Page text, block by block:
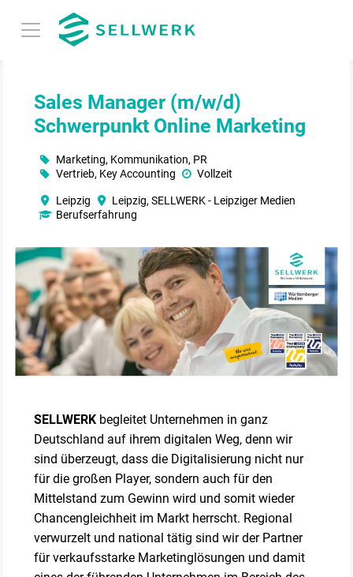
Sales Manager (m/w/d)
Schwerpunkt Online Marketing
Leipzig
Leipzig, SELLWERK - Leipziger Medien
Berufserfahrung
Marketing, Kommunikation, PR
Vertrieb, Key Accounting
Vollzeit
SELLWERK begleitet Unternehmen in ganz
Deutschland auf ihrem digitalen Weg, denn wir
sind überzeugt, dass die Digitalisierung nicht nur
für die großen Player, sondern auch für den
Mittelstand zum Gewinn wird und somit wieder
Chancengleichheit im Markt herrscht. Regional
verwurzelt und national tätig sind wir der Partner
für verkaufsstarke Marketinglösungen und damit